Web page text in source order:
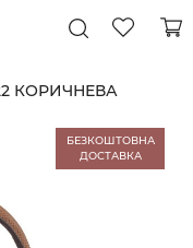
КОРИЧНЕВА
БЕЗКОШТОВНА
ДОСТАВКА